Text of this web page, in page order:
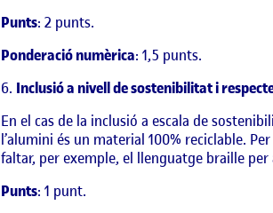
Punts: 2 punts.
Ponderació numèrica: 1,5 punts.
6. Inclusió a nivell de sostenibilitat i
En el cas de la inclusió a escala de
l’alumini és un material 100% reciclable.
faltar, per exemple, el llenguatge braille
Punts: 1 punt.